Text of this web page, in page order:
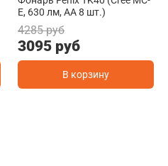
E, 630 лм, AA 8 шт.)
4285 руб
3095 руб
В корзину